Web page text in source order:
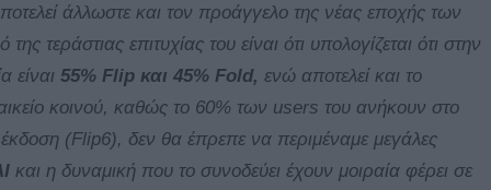
άλλωστε και τον προάγγελο της νέας εποχής των
τεράστιας επιτυχίας του είναι ότι υπολογίζεται ότι στην
είναι 55% Flip και 45% Fold, ενώ αποτελεί και το
κοινού, καθώς το 60% των users του ανήκουν στο
έκδοση (Flip6), δεν θα έπρεπε να περιμέναμε μεγάλες
και η δυναμική που το συνοδεύει έχουν μοιραία φέρει σε